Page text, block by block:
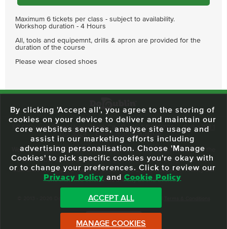
Maximum 6 tickets per class - subject to availability.
Workshop duration - 4 Hours
All, tools and equipemnt, drills & apron are provided for the
duration of the course
Please wear closed shoes
59 O'Connell Street Upper, North City, Dublin 1, D01 RX04 Call:+353 1
703 3024
Email: info@dodublin.ie
We've been entertaining visitors to our town since 1988. We're part of the
fabric of Dublin City and we take great pride in delivering a real and
authentic tour experience to all of our visitors, one steeped in history but
one that also celebrates the city as she evolves.
© 2013 - 2026 DoDublin. All Rights Reserved.
By clicking 'Accept all', you agree to the storing of
cookies on your device to deliver and maintain our
core websites services, analyse site usage and
assist in our marketing efforts including
advertising personalisation. Choose 'Manage
Cookies' to pick specific cookies you're okay with
or to change your preferences. Click to review our
Privacy Policy and Cookie Policy
ACCEPT ALL
MANAGE COOKIES